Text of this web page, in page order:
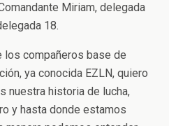
Miriam, delegada
18.
los compañeros base de
ya conocida EZLN, quiero
nuestra historia de lucha,
y hasta donde estamos